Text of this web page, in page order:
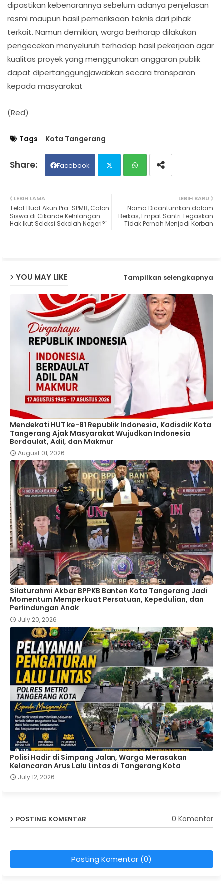
dipastikan kebenarannya sebelum adanya penjelasan
resmi maupun hasil pemeriksaan teknis dari pihak
terkait. Namun demikian, warga berharap dilakukan
pengecekan menyeluruh terhadap hasil pekerjaan agar
kualitas proyek yang menggunakan anggaran publik
dapat dipertanggungjawabkan secara transparan
kepada masyarakat
(Red)
Tags Kota Tangerang
Facebook
ter ats
LEBIH BARU
Nama Dicantumkan dalam
Berkas, Empat Santri Tegaskan
Tidak Pernah Menjadi Korban
LEBIH LAMA
Telat Buat Akun Pra-SPMB, Calon
Siswa di Cikande Kehilangan
Hak Ikut Seleksi Sekolah Negeri?"
YOU MAY LIKE Tampilkan selengkapnya
Mendekati HUT ke-81 Republik Indonesia, Kadisdik Kota
Tangerang Ajak Masyarakat Wujudkan Indonesia
Berdaulat, Adil, dan Makmur
August 01, 2026
Silaturahmi Akbar BPPKB Banten Kota Tangerang Jadi
Momentum Memperkuat Persatuan, Kepedulian, dan
Perlindungan Anak
July 20, 2026
Polisi Hadir di Simpang Jalan, Warga Merasakan
Kelancaran Arus Lalu Lintas di Tangerang Kota
July 12, 2026
POSTING KOMENTAR 0 Komentar
Posting Komentar (0)